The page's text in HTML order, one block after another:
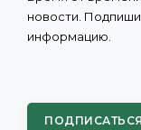
новости.
информацию.